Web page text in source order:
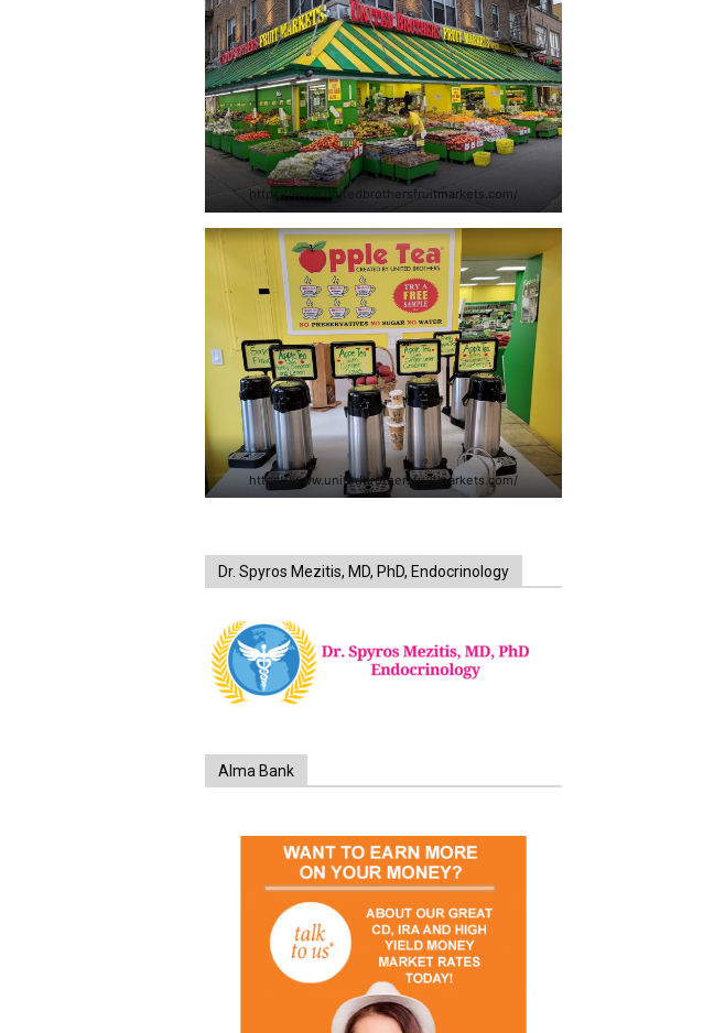
https://www.unitedbrothersfruitmarkets.com/
https://www.unitedbrothersfruitmarkets.com/
Dr. Spyros Mezitis, MD, PhD, Endocrinology
Alma Bank